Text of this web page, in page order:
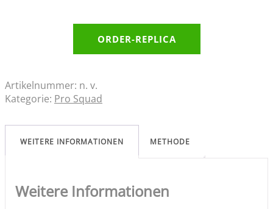
ORDER-REPLICA
Artikelnummer: n. v.
Kategorie: Pro Squad
WEITERE INFORMATIONEN METHODE
Weitere Informationen